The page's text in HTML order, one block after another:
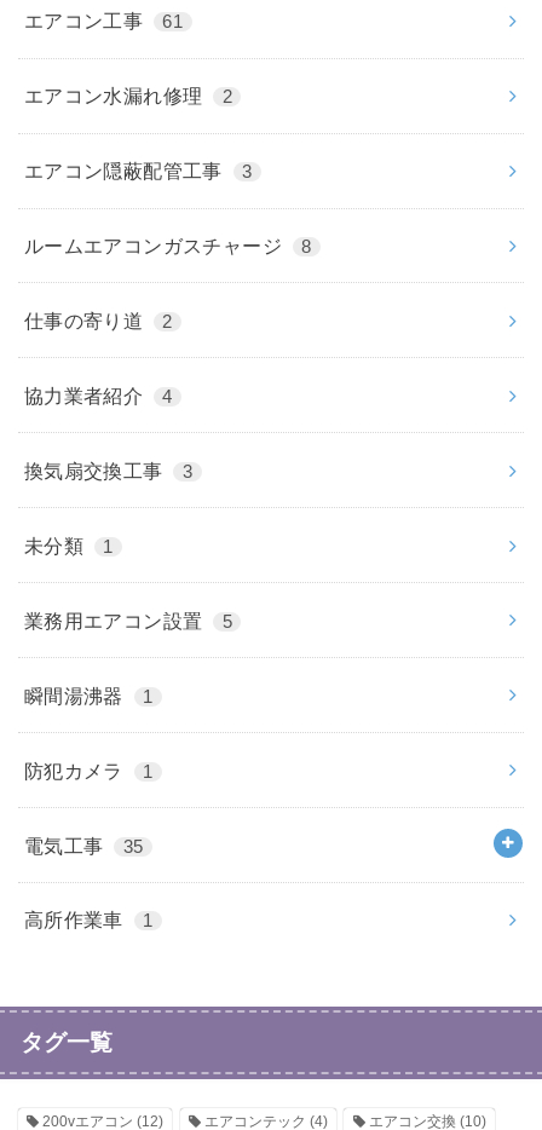
エアコン工事 61
エアコン水漏れ修理 2
エアコン隠蔽配管工事 3
ルームエアコンガスチャージ 8
仕事の寄り道 2
協力業者紹介 4
換気扇交換工事 3
未分類 1
業務用エアコン設置 5
瞬間湯沸器 1
防犯カメラ 1
電気工事 35
高所作業車 1
タグ一覧
200vエアコン (12) エアコンテック (4) エアコン交換 (10)